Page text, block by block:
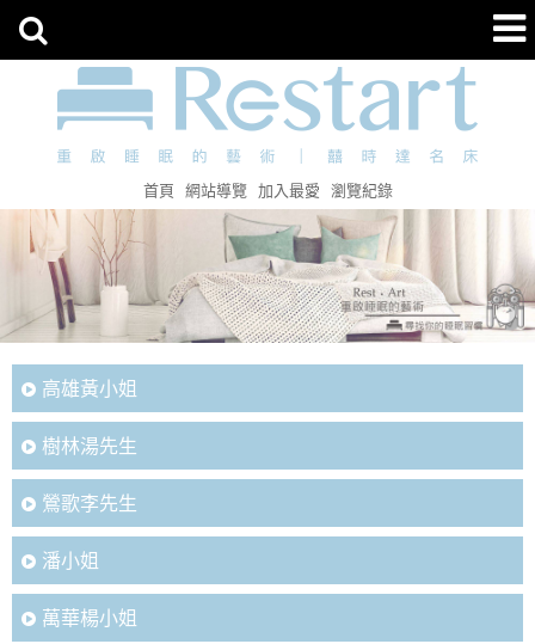
首頁 網站導覽 加入最愛 瀏覽紀錄
高雄黃小姐
樹林湯先生
鶯歌李先生
潘小姐
萬華楊小姐